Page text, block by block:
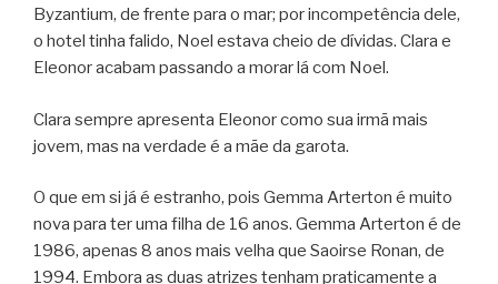
Byzantium, de frente para o mar; por incompetência dele,
o hotel tinha falido, Noel estava cheio de dívidas. Clara e
Eleonor acabam passando a morar lá com Noel.
Clara sempre apresenta Eleonor como sua irmã mais
jovem, mas na verdade é a mãe da garota.
O que em si já é estranho, pois Gemma Arterton é muito
nova para ter uma filha de 16 anos. Gemma Arterton é de
1986, apenas 8 anos mais velha que Saoirse Ronan, de
1994. Embora as duas atrizes tenham praticamente a